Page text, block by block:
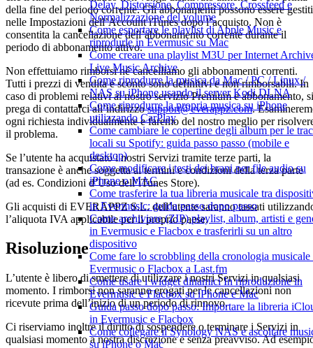
Delay, Distorsione, Compressore, Crossfeed e
Normalizzazione del volume
Come esportare le playlist di Apple Music e
riprodurle in Evermusic su Mac
Come creare una playlist M3U per Internet
Live Music Archive
Come riprodurre la musica da Mac / PC / Linux /
NAS su iPhone usando il server Kodi DLNA
Come riprodurre la propria musica su iPhone
utilizzando CarPlay
Come cambiare le copertine degli album per le
locali su Spotify: guida passo passo (mobile e
desktop)
Come modificare i testi dei brani per file audio su
iPhone o MAC
Come trasferire la tua libreria musicale tra
in Evermusic: guida passo dopo passo
Come archiviare (ZIP) playlist, album, artisti e
in Evermusic e Flacbox e trasferirli su un altro
dispositivo
Come fare lo scrobbling della cronologia musicale
Evermusic o Flacbox a Last.fm
Come usare i widget dinamici In riproduzione in
Evermusic e Flacbox su iPhone e Mac
Guida passo dopo passo: Importare la libreria
in Evermusic e Flacbox
Come collegare il Synology NAS e ascoltare
su iPhone o Mac
della fine del periodo corrente. Gli abbonamenti possono essere gestiti
nelle Impostazioni dell’Account iTunes dopo l’acquisto. Non è
consentita la cancellazione dell’abbonamento corrente durante il
periodo di abbonamento attivo.
Non effettuiamo rimborsi né cancelliamo gli abbonamenti correnti.
Tutti i prezzi di vendita e sconto sono definitivi e non rimborsabili. In
caso di problemi relativi al nostro servizio Premium e abbonamento, si
prega di contattarci all’indirizzosupport@everappz.com.
ogni richiesta individualmente e faremo del nostro meglio per
il problema.
Se l’utente ha acquistato i nostri Servizi tramite terze parti, la
transazione è anche soggetta ai termini e condizioni della terza parte
(ad es. Condizioni d’Uso dell’iTunes Store).
Gli acquisti di EVERAPPZ S.L. dell’utente saranno tassati
l’aliquota IVA applicabile per il proprio paese.
Risoluzione
L’utente è libero di smettere di utilizzare i nostri Servizi in qualsiasi
momento. I rimborsi non saranno erogati per le cancellazioni non
ricevute prima dell’inizio di un periodo di rinnovo.
Ci riserviamo inoltre il diritto di sospendere o terminare i Servizi in
qualsiasi momento a nostra discrezione e senza preavviso. Ad